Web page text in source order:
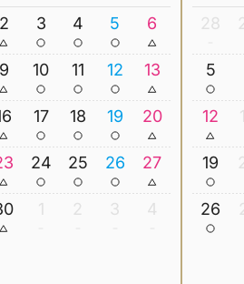
2 3 4 5 6
9 10 11 12 13
17 18 19 20
24 25 26 27
1 2 3 4
28
5
12
19
26